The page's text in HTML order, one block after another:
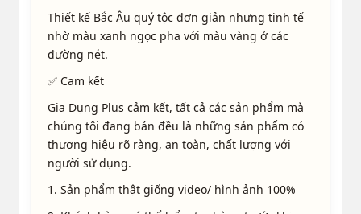
Thiết kế Bắc Âu quý tộc đơn giản nhưng tinh tế
nhờ màu xanh ngọc pha với màu vàng ở các
đường nét.
✅ Cam kết
Gia Dụng Plus cảm kết, tất cả các sản phẩm mà
chúng tôi đang bán đều là những sản phẩm có
thương hiệu rõ ràng, an toàn, chất lượng với
người sử dụng.
1. Sản phẩm thật giống video/ hình ảnh 100%